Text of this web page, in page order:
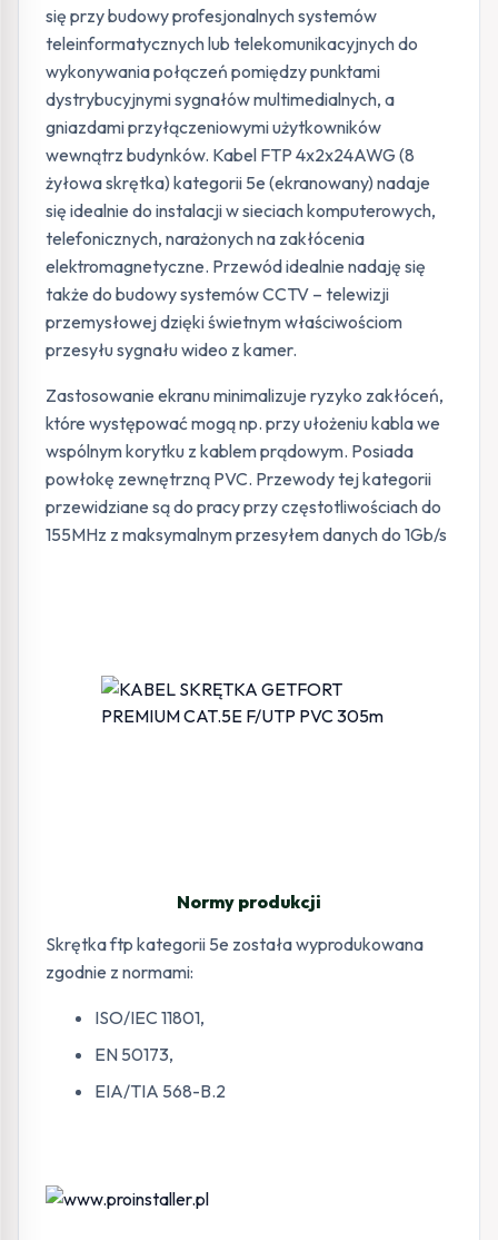
się przy budowy profesjonalnych systemów
teleinformatycznych lub telekomunikacyjnych do
wykonywania połączeń pomiędzy punktami
dystrybucyjnymi sygnałów multimedialnych, a
gniazdami przyłączeniowymi użytkowników
wewnątrz budynków. Kabel FTP 4x2x24AWG (8
żyłowa skrętka) kategorii 5e (ekranowany) nadaje
się idealnie do instalacji w sieciach komputerowych,
telefonicznych, narażonych na zakłócenia
elektromagnetyczne. Przewód idealnie nadaję się
także do budowy systemów CCTV – telewizji
przemysłowej dzięki świetnym właściwościom
przesyłu sygnału wideo z kamer.
Zastosowanie ekranu minimalizuje ryzyko zakłóceń,
które występować mogą np. przy ułożeniu kabla we
wspólnym korytku z kablem prądowym. Posiada
powłokę zewnętrzną PVC. Przewody tej kategorii
przewidziane są do pracy przy częstotliwościach do
155MHz z maksymalnym przesyłem danych do 1Gb/s
Normy produkcji
Skrętka ftp kategorii 5e została wyprodukowana
zgodnie z normami:
ISO/IEC 11801,
EN 50173,
EIA/TIA 568-B.2